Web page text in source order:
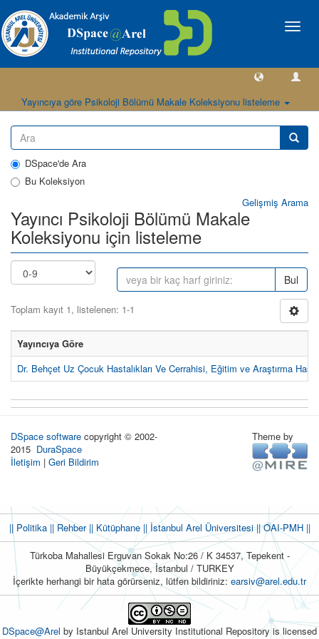
Geçiş
Yayıncıya göre Psikoloji Bölümü Makale Koleksiyonu listeleme
DSpace'de Ara
Bu Koleksiyon
Gelişmiş Arama
Yayıncı Psikoloji Bölümü Makale
Koleksiyonu için listeleme
Bul
Toplam kayıt 1, listelenen: 1-1
Yayıncıya Göre
Dr. Behçet Uz Çocuk Hastalıkları Ve Cerrahisi, Eğitim ve Araştırma
DSpace software copyright © 2002-
2015 DuraSpace
İletişim | Geri Bildirim
Theme by
|| Politika|| Rehber|| Kütüphane|| İstanbul Arel Üniversitesi ||OAI-PMH ||
Türkoba Mahallesi Erguvan Sokak No:26 / K 34537, Tepekent -
Büyükçekmece, İstanbul / TURKEY
İçerikte herhangi bir hata görürseniz, lütfen bildiriniz: earsiv@arel.edu.tr
DSpace@Arel by Istanbul Arel University Institutional Repository is licensed